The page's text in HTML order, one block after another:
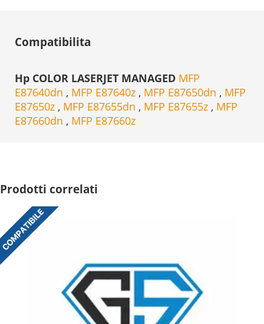
Compatibilita
Hp COLOR LASERJET MANAGED MFP
E87640dn , MFP E87640z , MFP E87650dn , MFP
E87650z , MFP E87655dn , MFP E87655z , MFP
E87660dn , MFP E87660z
Prodotti correlati